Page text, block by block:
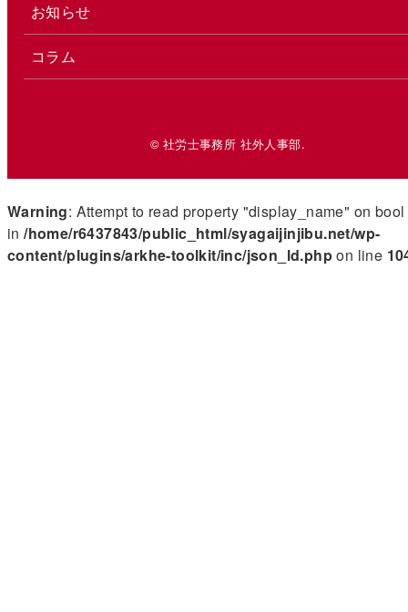
お知らせ
コラム
© 社労士事務所 社外人事部.
Warning: Attempt to read property "display_name" on bool
in/home/r6437843/public_html/syagaijinjibu.net/wp-
content/plugins/arkhe-toolkit/inc/json_ld.phpon line